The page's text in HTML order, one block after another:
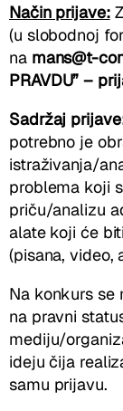
Način prijave:
(u slobodnoj
na mans@t-
PRAVDU” –
Sadržaj
potrebno je
istraživanja/
problema koji
priču/analizu
alate koji će
(pisana, video,
Na konkurs se
na pravni
mediju/
ideju čija
samu prijavu.